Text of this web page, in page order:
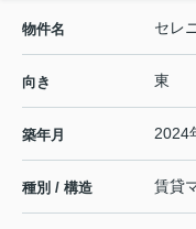
物件名 セレ
向き 東
築年月 2024
種別 / 構造 賃貸